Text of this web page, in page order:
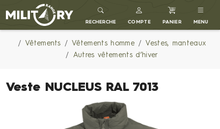
MILITARY RANGE FR
RECHERCHE COMPTE PANIER MENU
Vêtements Vêtements homme
Vestes, manteaux
Autres vêtements d’hiver
Veste NUCLEUS RAL 7013